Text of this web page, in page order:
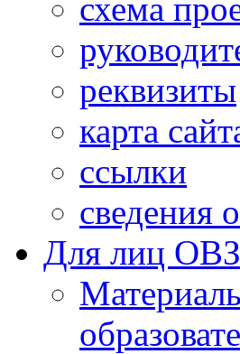
схема
реквизиты
карта
ссылки
сведения
Для лиц ОВЗ